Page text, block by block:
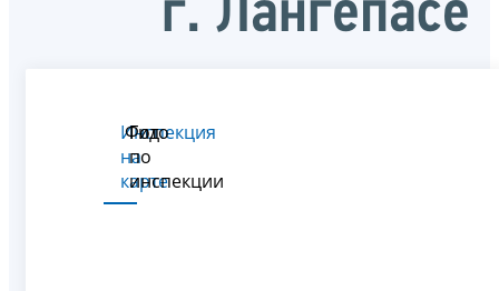
г. Лангепасе
Инспекция
на
карте
Фото
Гид
по
инспекции